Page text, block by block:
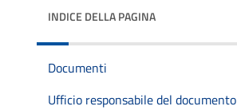
INDICE DELLA PAGINA
Documenti
Ufficio responsabile del documento